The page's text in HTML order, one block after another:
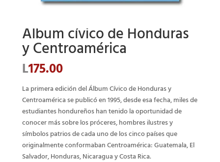
Álbum cívico de Honduras
y Centroamérica
L175.00
La primera edición del Álbum Cívico de Honduras y
Centroamérica se publicó en 1995, desde esa fecha, miles de
estudiantes hondureños han tenido la oportunidad de
conocer más sobre los próceres, hombres ilustres y
símbolos patrios de cada uno de los cinco países que
originalmente conformaban Centroamérica: Guatemala, El
Salvador, Honduras, Nicaragua y Costa Rica.